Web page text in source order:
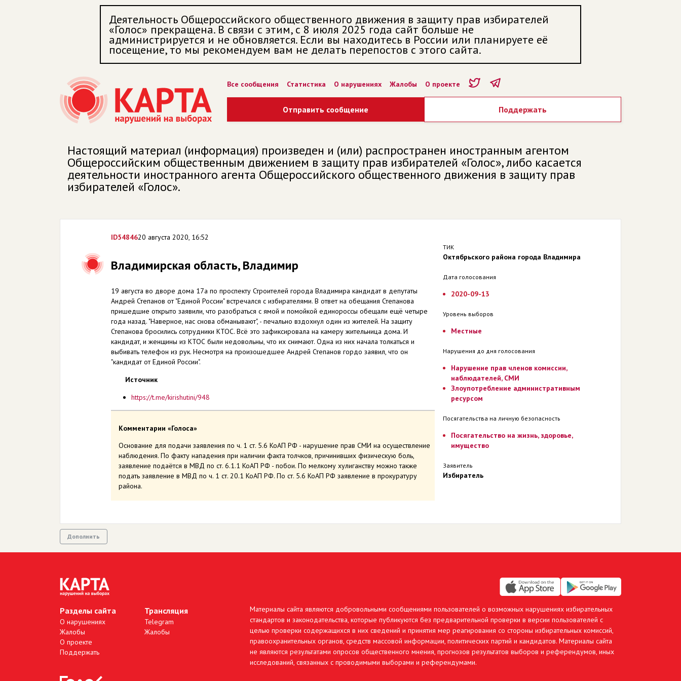
Деятельность Общероссийского общественного движения в защиту прав избирателей
«Голос» прекращена. В связи с этим, с 8 июля 2025 года сайт больше не
администрируется и не обновляется. Если вы находитесь в России или планируете её
посещение, то мы рекомендуем вам не делать перепостов с этого сайта.
Все сообщения Статистика О нарушениях Жалобы О проекте
Отправить сообщение Поддержать
Настоящий материал (информация) произведен и (или) распространен иностранным агентом
Общероссийским общественным движением в защиту прав избирателей «Голос», либо касается
деятельности иностранного агента Общероссийского общественного движения в защиту прав
избирателей «Голос».
ID5484620 августа 2020, 16:52
Владимирская область, Владимир
19 августа во дворе дома 17а по проспекту Строителей города Владимира кандидат в депутаты
Андрей Степанов от "Единой России" встречался с избирателями. В ответ на обещания Степанова
пришедшие открыто заявили, что разобраться с ямой и помойкой единороссы обещали ещё четыре
года назад. "Наверное, нас снова обманывают", - печально вздохнул один из жителей. На защиту
Степанова бросились сотрудники КТОС. Всё это зафиксировала на камеру жительница дома. И
кандидат, и женщины из КТОС были недовольны, что их снимают. Одна из них начала толкаться и
выбивать телефон из рук. Несмотря на произошедшее Андрей Степанов гордо заявил, что он
"кандидат от Единой России".
Источник
https://t.me/kirishutini/948
Комментарии «Голоса»
Основание для подачи заявления по ч. 1 ст. 5.6 КоАП РФ - нарушение прав СМИ на осуществление
наблюдения. По факту нападения при наличии факта толчков, причинивших физическую боль,
заявление подаётся в МВД по ст. 6.1.1 КоАП РФ - побои. По мелкому хулиганству можно также
подать заявление в МВД по ч. 1 ст. 20.1 КоАП РФ. По ст. 5.6 КоАП РФ заявление в прокуратуру
района.
ТИК
Октябрьского района города Владимира
Дата голосования
2020-09-13
Уровень выборов
Местные
Нарушения до дня голосования
Нарушение прав членов комиссии,
наблюдателей, СМИ
Злоупотребление административным
ресурсом
Посягательства на личную безопасность
Посягательство на жизнь, здоровье,
имущество
Заявитель
Избиратель
Дополнить
Разделы сайта
О нарушениях
Жалобы
О проекте
Поддержать
Трансляция
Telegram
Жалобы
Материалы сайта являются добровольными сообщениями пользователей о возможных нарушениях избирательных
стандартов и законодательства, которые публикуются без предварительной проверки в версии пользователей с
целью проверки содержащихся в них сведений и принятия мер реагирования со стороны избирательных комиссий,
правоохранительных органов, средств массовой информации, политических партий и кандидатов. Материалы сайта
не являются результатами опросов общественного мнения, прогнозов результатов выборов и референдумов, иных
исследований, связанных с проводимыми выборами и референдумами.